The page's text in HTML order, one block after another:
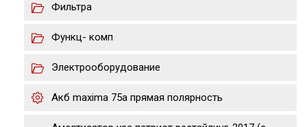
Фильтра
Функц- комп
Электрооборудование
Акб maxima 75a прямая полярность